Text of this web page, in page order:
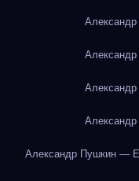
Александр Пушкин —